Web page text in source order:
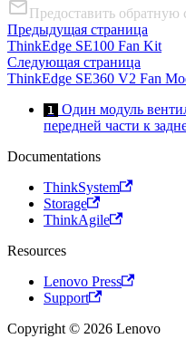
Предоставить обратную
Предыдущая страница
ThinkEdge SE100 Fan Kit
Следующая страница
ThinkEdge SE360 V2 Fan
1
Один модуль
передней части к
Documentations
ThinkSystem
Storage
ThinkAgile
Resources
Lenovo Press
Support
Copyright © 2026 Lenovo